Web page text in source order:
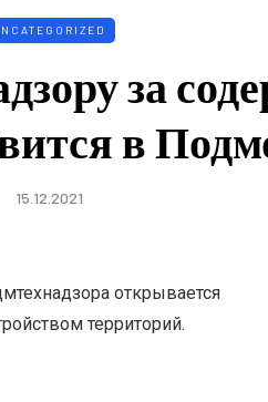
за
в
15.12.2021
открывается
территорий.